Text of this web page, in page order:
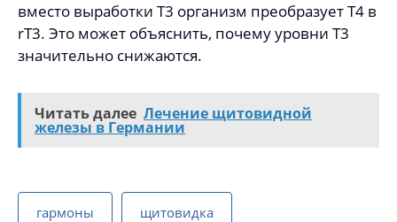
вместо выработки T3 организм преобразует T4 в
rT3. Это может объяснить, почему уровни T3
значительно снижаются.
Читать далее Лечение щитовидной
железы в Германии
гармоны щитовидка